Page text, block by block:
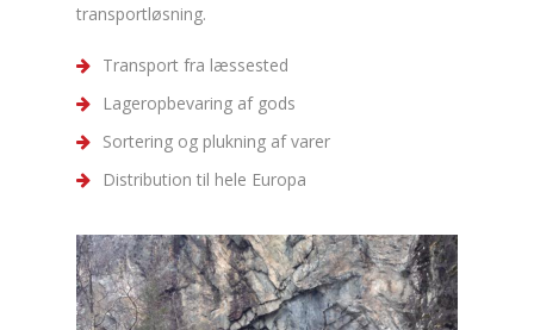
transportløsning.
Transport fra læssested
Lageropbevaring af gods
Sortering og plukning af varer
Distribution til hele Europa